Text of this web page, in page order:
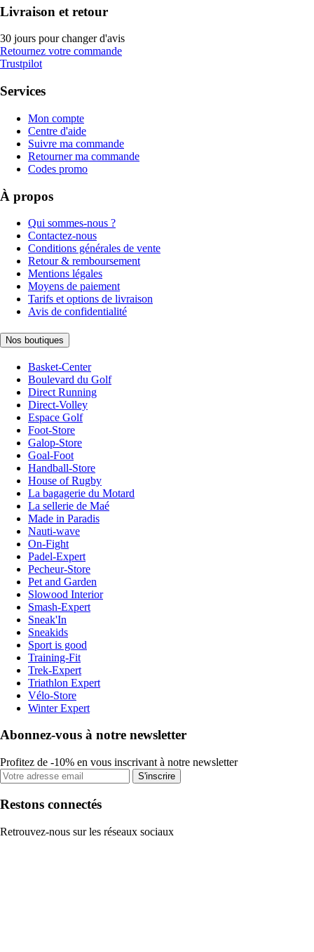
Livraison et retour
30 jours pour changer d'avis
Retournez votre commande
Trustpilot
Services
Mon compte
Centre d'aide
Suivre ma commande
Retourner ma commande
Codes promo
À propos
Qui sommes-nous ?
Contactez-nous
Conditions générales de vente
Retour & remboursement
Mentions légales
Moyens de paiement
Tarifs et options de livraison
Avis de confidentialité
Nos boutiques
Basket-Center
Boulevard du Golf
Direct Running
Direct-Volley
Espace Golf
Foot-Store
Galop-Store
Goal-Foot
Handball-Store
House of Rugby
La bagagerie du Motard
La sellerie de Maé
Made in Paradis
Nauti-wave
On-Fight
Padel-Expert
Pecheur-Store
Pet and Garden
Slowood Interior
Smash-Expert
Sneak'In
Sneakids
Sport is good
Training-Fit
Trek-Expert
Triathlon Expert
Vélo-Store
Winter Expert
Abonnez-vous à notre newsletter
Profitez de -10% en vous inscrivant à notre newsletter
S'inscrire
Restons connectés
Retrouvez-nous sur les réseaux sociaux